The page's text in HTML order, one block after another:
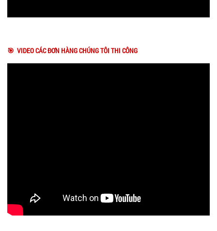
🎯 VIDEO CÁC ĐƠN HÀNG CHÚNG TÔI THI CÔNG